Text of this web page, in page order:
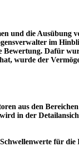
und die Ausübung
im
Dafür
wurde der
aus den
in der
für